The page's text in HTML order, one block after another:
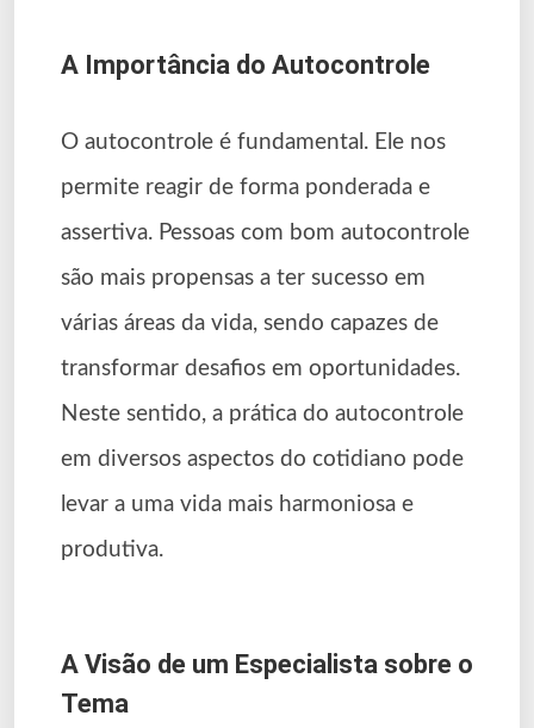
A Importância do Autocontrole
O autocontrole é fundamental. Ele nos
permite reagir de forma ponderada e
assertiva. Pessoas com bom autocontrole
são mais propensas a ter sucesso em
várias áreas da vida, sendo capazes de
transformar desafios em oportunidades.
Neste sentido, a prática do autocontrole
em diversos aspectos do cotidiano pode
levar a uma vida mais harmoniosa e
produtiva.
A Visão de um Especialista sobre o
Tema